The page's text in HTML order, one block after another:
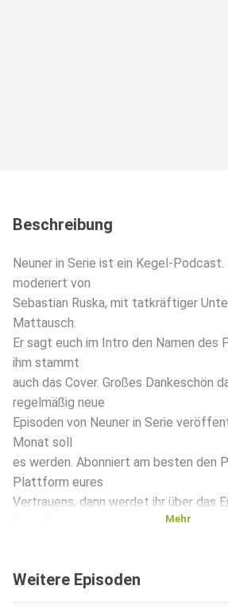
Beschreibung
Neuner in Serie ist ein Kegel-
moderiert von
Sebastian Ruska, mit tatkräftiger
Mattausch.
Er sagt euch im Intro den Namen des
ihm stammt
auch das Cover. Großes Dankeschön
regelmäßig neue
Episoden von Neuner in Serie
Monat soll
es werden. Abonniert am besten den
Plattform eures
Vertrauens, dann werdet ihr über das
https://open.spotify.com/show/
Mehr
Weitere Episoden